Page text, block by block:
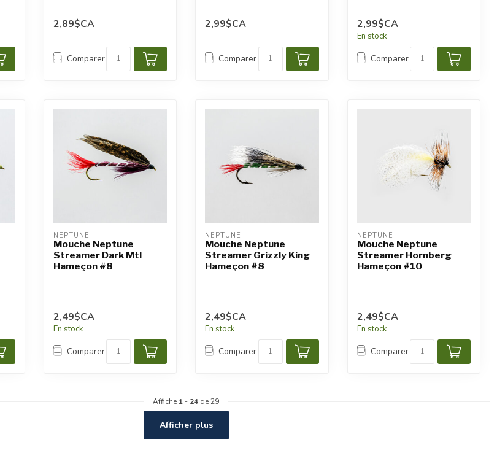
2,89$CA
Comparer
2,99$CA
Comparer
2,99$CA
En stock
Comparer
NEPTUNE
Mouche Neptune
Streamer Dark Mtl
Hameçon #8
2,49$CA
En stock
Comparer
NEPTUNE
Mouche Neptune
Streamer Grizzly King
Hameçon #8
2,49$CA
En stock
Comparer
NEPTUNE
Mouche Neptune
Streamer Hornberg
Hameçon #10
2,49$CA
En stock
Comparer
Affiche 1 - 24 de 29
Afficher plus